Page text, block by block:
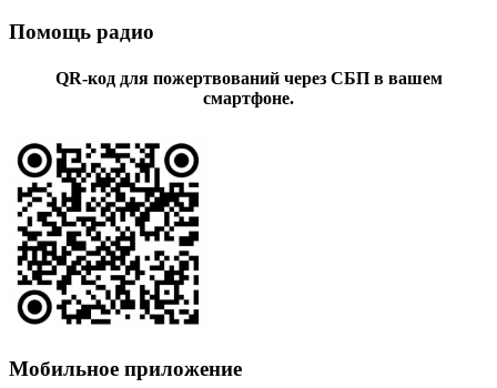
Помощь радио
QR-код для пожертвований через СБП в вашем
смартфоне.
Мобильное приложение